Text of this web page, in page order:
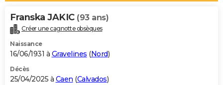
Alimentation
Guide de la santé
Maladies
Médicaments
Sommeil
VOYAGE
Destinations
City break
Voyage nature
Voyage de noces
Forum
Climat
+PHOTO
GUIDES D'ACHAT
BONS PLANS
Franska JAKIC (93 ans)
Créer une cagnotte obsèques
Naissance
16/06/1931 à Gravelines (Nord)
Décès
25/04/2025 à Caen (Calvados)